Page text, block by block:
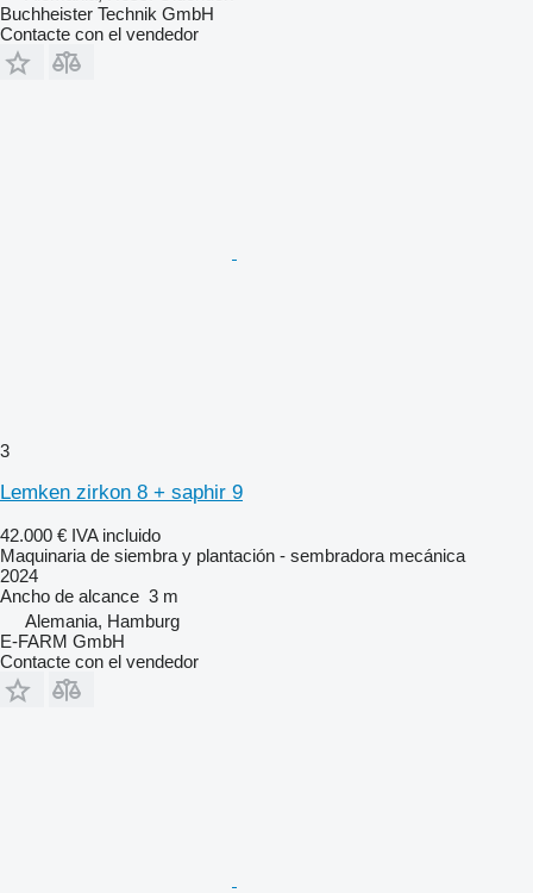
Buchheister Technik GmbH
Contacte con el vendedor
3
Lemken zirkon 8 + saphir 9
42.000 € IVA incluido
Maquinaria de siembra y plantación - sembradora mecánica
2024
Ancho de alcance 3 m
Alemania, Hamburg
E-FARM GmbH
Contacte con el vendedor